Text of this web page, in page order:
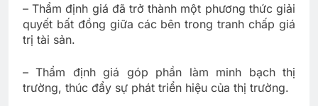
– Thẩm định giá đã trở thành một phương thức giải
quyết bất đồng giữa các bên trong tranh chấp giá
trị tài sản.
– Thẩm định giá góp phần làm minh bạch thị
trường, thúc đẩy sự phát triển hiệu của thị trường.